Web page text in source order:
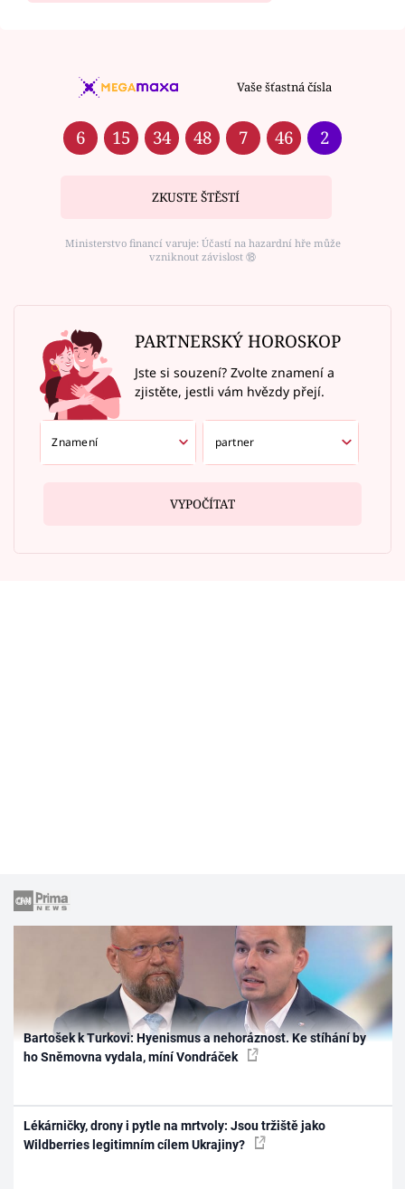
Vaše šťastná čísla
6 15 34 48 7 46 2
ZKUSTE ŠTĚSTÍ
Ministerstvo financí varuje: Účastí na hazardní hře může
vzniknout závislost ⑱
PARTNERSKÝ HOROSKOP
Jste si souzení? Zvolte znamení a
zjistěte, jestli vám hvězdy přejí.
VYPOČÍTAT
Bartošek k Turkovi: Hyenismus a nehoráznost. Ke stíhání by
ho Sněmovna vydala, míní Vondráček
Lékárničky, drony i pytle na mrtvoly: Jsou tržiště jako
Wildberries legitimním cílem Ukrajiny?